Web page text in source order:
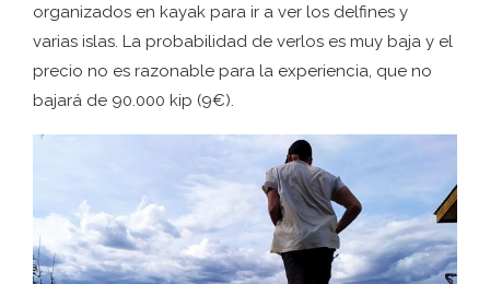
organizados en kayak para ir a ver los delfines y
varias islas. La probabilidad de verlos es muy baja y el
precio no es razonable para la experiencia, que no
bajará de 90.000 kip (9€).